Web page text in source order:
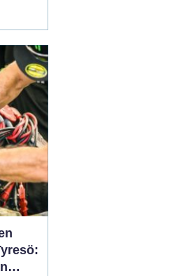
och
som
till